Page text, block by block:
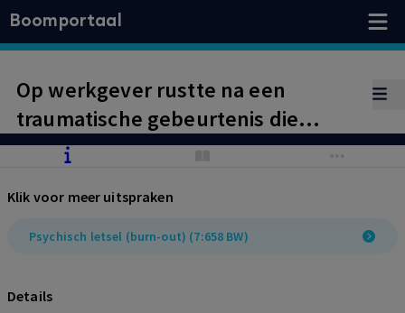
Boomportaal
Op werkgever rustte na een
traumatische gebeurtenis die
werknemer heeft meegemaakt, een
verzorgen van adequate nazorg
voor werknemer. Dat heeft hij
Klik voor meer uitspraken
Psychisch letsel (burn-out) (7:658 BW)
Details